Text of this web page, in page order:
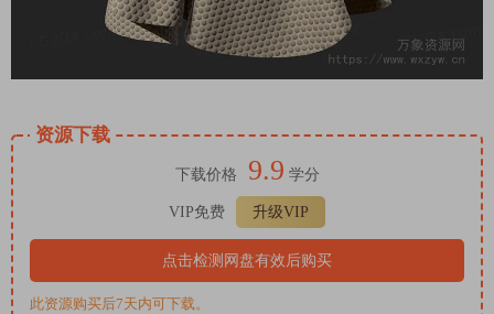
资源下载
下载价格 9.9 学分
VIP免费 升级VIP
点击检测网盘有效后购买
此资源购买后7天内可下载。